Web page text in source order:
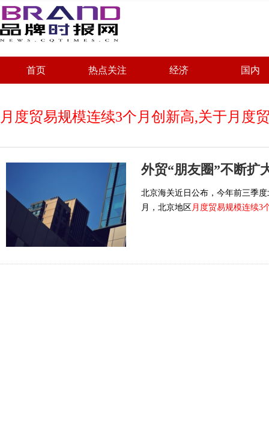
首页 热点关注 经济 国内
月度贸易规模连续3个月创新高,关于月度
北京海关近日公布，今年前三季
月，北京地区 月度贸易规模连续3